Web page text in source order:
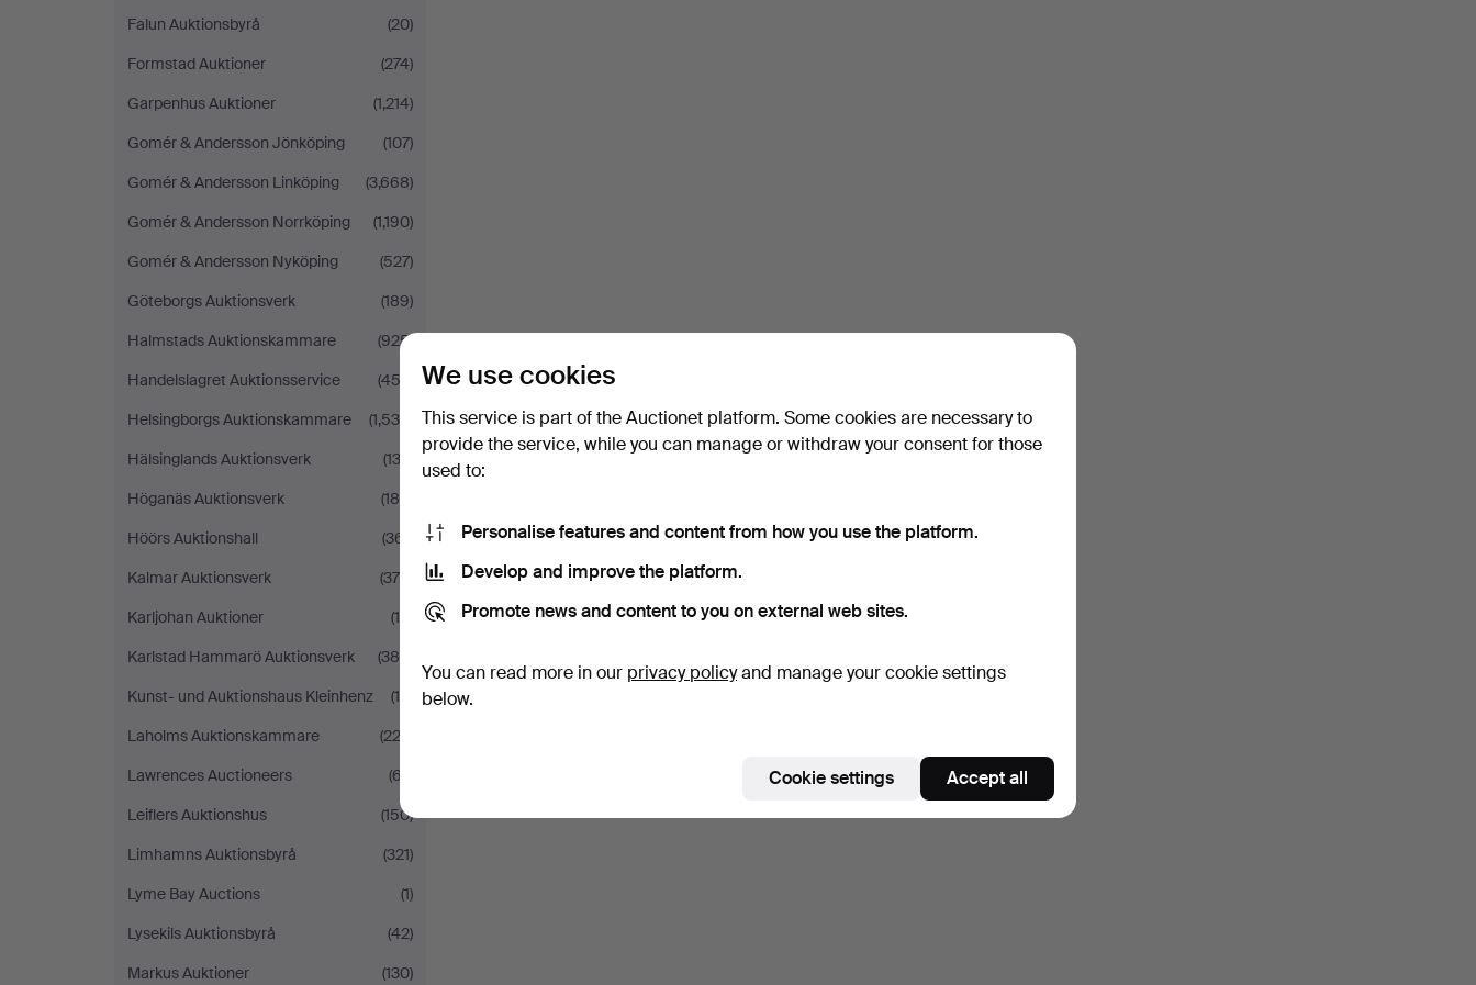
Falun Auktionsbyrå
(20)
Formstad Auktioner
(274)
Garpenhus Auktioner
(1,214)
Gomér & Andersson Jönköping
(107)
Gomér & Andersson Linköping
(3,668)
Gomér & Andersson Norrköping
(1,190)
Gomér & Andersson Nyköping
(527)
Göteborgs Auktionsverk
(189)
Halmstads Auktionskammare
(925)
Handelslagret Auktionsservice
(453)
Helsingborgs Auktionskammare
(1,534)
Hälsinglands Auktionsverk
(132)
Höganäs Auktionsverk
(186)
Höörs Auktionshall
(361)
Kalmar Auktionsverk
(378)
Karljohan Auktioner
(10)
Karlstad Hammarö Auktionsverk
(385)
Kunst- und Auktionshaus Kleinhenz
(19)
Laholms Auktionskammare
(223)
Lawrences Auctioneers
(67)
Leiflers Auktionshus
(150)
Limhamns Auktionsbyrå
(321)
Lyme Bay Auctions
(1)
Lysekils Auktionsbyrå
(42)
Markus Auktioner
(130)
We use cookies
This service is part of the Auctionet platform. Some cookies are necessary to
provide the service, while you can manage or withdraw your consent for those
used to:
Personalise features and content from how you use the platform.
Develop and improve the platform.
Promote news and content to you on external web sites.
You can read more in our privacy policyand manage your cookie settings
below.
Cookie settings Accept all